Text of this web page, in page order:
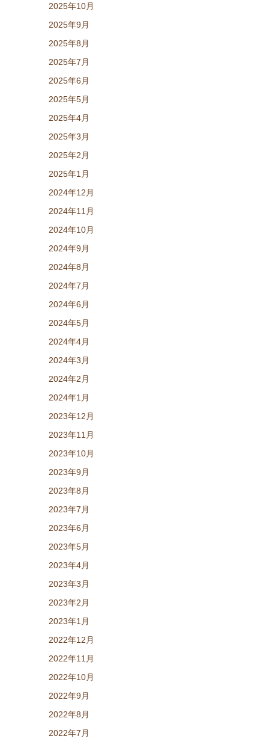
2025年10月
2025年9月
2025年8月
2025年7月
2025年6月
2025年5月
2025年4月
2025年3月
2025年2月
2025年1月
2024年12月
2024年11月
2024年10月
2024年9月
2024年8月
2024年7月
2024年6月
2024年5月
2024年4月
2024年3月
2024年2月
2024年1月
2023年12月
2023年11月
2023年10月
2023年9月
2023年8月
2023年7月
2023年6月
2023年5月
2023年4月
2023年3月
2023年2月
2023年1月
2022年12月
2022年11月
2022年10月
2022年9月
2022年8月
2022年7月